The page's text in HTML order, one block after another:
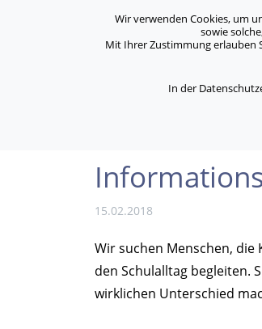
Standorte Jobs / Karriere
ASB Bonn/Rhein-Sieg/Eifel e.V.
15.02.2018
Wir suchen Menschen,
den Schulalltag begleiten.
wirklichen Unterschied
Wir verwenden Cookies, um
sowie
Mit Ihrer Zustimmung erlauben
In der